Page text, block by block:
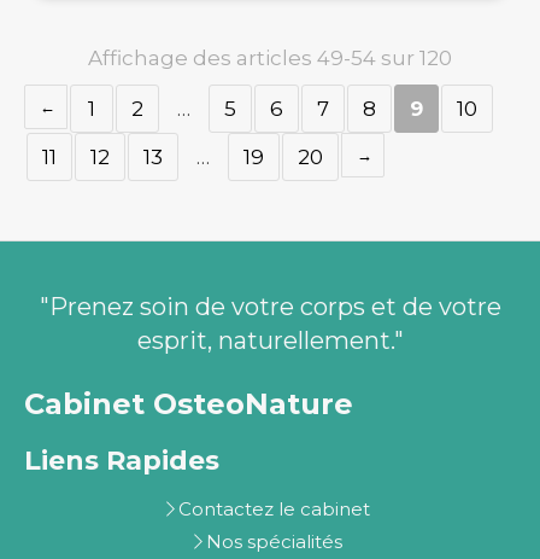
Affichage des articles 49-54 sur 120
1 2 … 5 6 7 8 9
10
11
12 13 … 19 20
Cabinet OsteoNature
"Prenez soin de votre corps et de votre
esprit, naturellement."
Liens Rapides
Contactez le cabinet
Nos spécialités